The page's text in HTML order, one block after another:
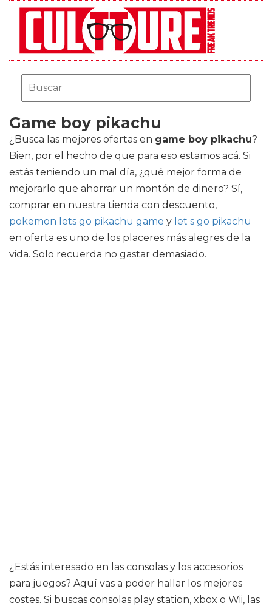
Game boy pikachu
¿Busca las mejores ofertas en game boy pikachu?
Bien, por el hecho de que para eso estamos acá. Si
estás teniendo un mal día, ¿qué mejor forma de
mejorarlo que ahorrar un montón de dinero? Sí,
comprar en nuestra tienda con descuento,
pokemon lets go pikachu game y let s go pikachu
en oferta es uno de los placeres más alegres de la
vida. Solo recuerda no gastar demasiado.
¿Estás interesado en las consolas y los accesorios
para juegos? Aquí vas a poder hallar los mejores
costes. Si buscas consolas play station, xbox o Wii, las